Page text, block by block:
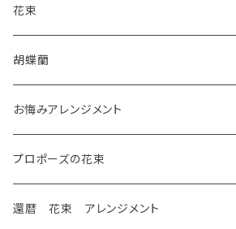
花束
胡蝶蘭
お悔みアレンジメント
プロポーズの花束
還暦 花束 アレンジメント